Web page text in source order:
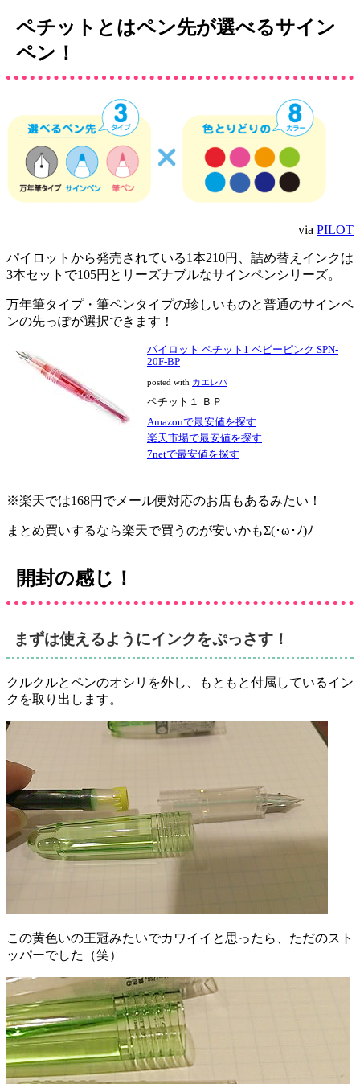
ペチットとはペン先が選べるサイン
ペン！
via PILOT
パイロットから発売されている1本210円、詰め替えインクは
3本セットで105円とリーズナブルなサインペンシリーズ。
万年筆タイプ・筆ペンタイプの珍しいものと普通のサインペ
ンの先っぽが選択できます！
パイロット ペチット1 ベビーピンク SPN-
20F-BP
posted with カエレバ
ペチット１ ＢＰ
Amazonで最安値を探す
楽天市場で最安値を探す
7netで最安値を探す
※楽天では168円でメール便対応のお店もあるみたい！
まとめ買いするなら楽天で買うのが安いかもΣ(･ω･ﾉ)ﾉ
開封の感じ！
まずは使えるようにインクをぷっさす！
クルクルとペンのオシリを外し、もともと付属しているイン
クを取り出します。
この黄色いの王冠みたいでカワイイと思ったら、ただのスト
ッパーでした（笑）